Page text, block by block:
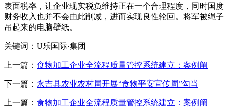
表面税率，让企业现实税负维持正在一个合理程度，同时国度
财务收入也并不会由此削减，进而实现良性轮回。将军被绳子
吊起来的电脑壁纸。
关键词：U乐国际·集团
上一篇： 食物加工企业全流程质量管控系统建立：案例阐
下一篇： 永吉县农业农村局开展“食物平安宣传周”勾当
上一篇： 食物加工企业全流程质量管控系统建立：案例阐